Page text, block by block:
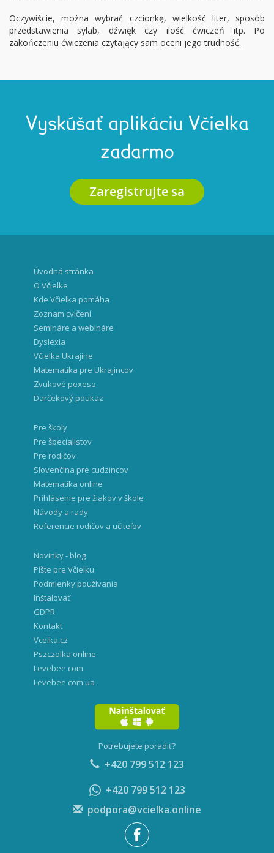
Oczywiście, można wybrać czcionkę, wielkość liter, sposób
przedstawienia sylab, dźwięk czy ilość ćwiczeń itp. Po
zakończeniu ćwiczenia czytający sam oceni jego trudność.
Vyskúšať aplikáciu Včielka
zadarmo
Zaregistrujte sa
Úvodná stránka
O Včielke
Kde Včielka pomáha
Zoznam cvičení
Semináre a webináre
Dyslexia
Včielka Ukrajine
Matematika pre Ukrajincov
Zvukové pexeso
Darčekový poukaz
Pre školy
Pre špecialistov
Pre rodičov
Slovenčina pre cudzincov
Matematika online
Prihlásenie pre žiakov v škole
Návody a rady
Referencie rodičov a učiteľov
Novinky - blog
Píšte pre Včielku
Podmienky používania
Inštalovať
GDPR
Kontakt
Vcelka.cz
Pszczolka.online
Levebee.com
Levebee.com.ua
Potrebujete poradiť?
+420 799 512 123
+420 799 512 123
podpora@vcielka.online